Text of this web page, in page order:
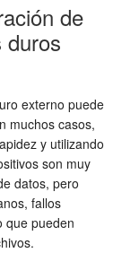
de
duros
externo puede
muchos casos,
y utilizando
son muy
datos, pero
fallos
que pueden